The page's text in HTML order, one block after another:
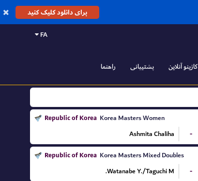
برای دانلود کلیک کنید
FA
کازینو آنلاین پشتیبانی راهنما
Republic of Korea Korea Masters Women
Ashmita Chaliha
-
Republic of Korea Korea Masters Mixed Doubles
Watanabe Y./Taguchi M.
-